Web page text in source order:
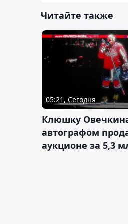
Читайте также
05:21, Сегодня
Клюшку
автографом
аукционе за 5,3